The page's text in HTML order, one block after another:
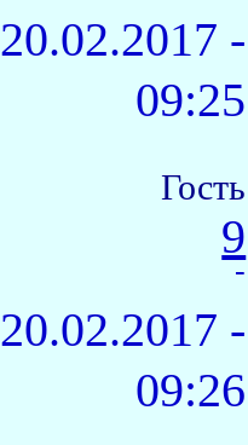
20.02.2017 -
09:25
Гость
9
-
20.02.2017 -
09:26